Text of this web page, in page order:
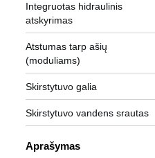
Integruotas hidraulinis
atskyrimas
Atstumas tarp ašių
(moduliams)
Skirstytuvo galia
Skirstytuvo vandens srautas
Aprašymas